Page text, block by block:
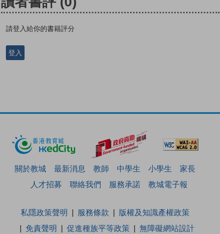
請登入給你的書籍評分
登入
關於教城 最新消息 教師 中學生 小學生
家長
人才招募
聯絡我們 服務承諾 教城電子報
私隱政策聲明 服務條款
版權及知識產權政策
免責聲明
促進種族平等政策 無障礙網站設計